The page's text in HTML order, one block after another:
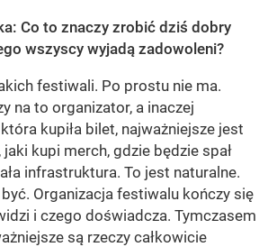
Co to znaczy zrobić dziś dobry
wszyscy wyjadą zadowoleni?
festiwali. Po prostu nie ma.
na to organizator, a inaczej
kupiła bilet, najważniejsze jest
kupi merch, gdzie będzie spał
infrastruktura. To jest naturalne.
Organizacja festiwalu kończy się
i czego doświadcza. Tymczasem
są rzeczy całkowicie